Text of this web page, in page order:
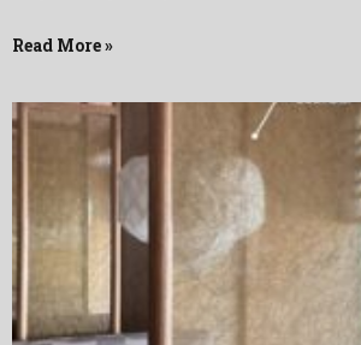
Read More »